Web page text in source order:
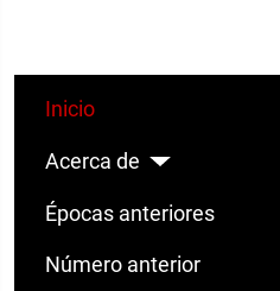
Inicio
Acerca de
Épocas anteriores
Número anterior